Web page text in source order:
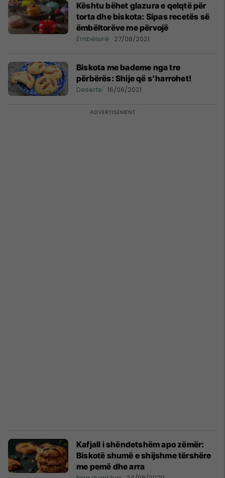
Kështu bëhet glazura e qelqtë për
torta dhe biskota: Sipas recetës së
ëmbëltorëve me përvojë
Ëmbëlsirë 27/08/2021
Biskota me bademe nga tre
përbërës: Shije që s’harrohet!
Deserte 16/06/2021
Kafjall i shëndetshëm apo zëmër:
Biskotë shumë e shijshme tërshëre
me pemë dhe arra